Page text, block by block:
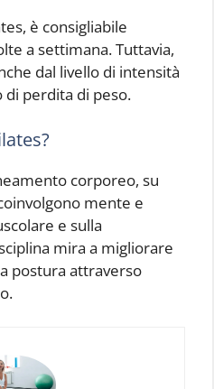
è consigliabile
a settimana. Tuttavia,
dal livello di intensità
di perdita di peso.
corporeo, su
mente e
e sulla
mira a migliorare
postura attraverso